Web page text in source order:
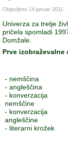
Objavljeno 14 januar 2011
Univerza za tretje
pričela spomladi
Domžale.
Prve
- nemščina
- angleščina
- konverzacija
nemščine
- konverzacija
angleščine
- literarni krožek